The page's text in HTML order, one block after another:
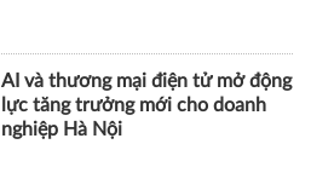
AI và thương mại điện tử mở động
lực tăng trưởng mới cho doanh
nghiệp Hà Nội